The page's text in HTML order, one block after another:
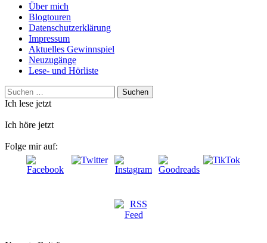
Über mich
Blogtouren
Datenschutzerklärung
Impressum
Aktuelles Gewinnspiel
Neuzugänge
Lese- und Hörliste
Suchen
nach:
Ich lese jetzt
Ich höre jetzt
Folge mir auf: